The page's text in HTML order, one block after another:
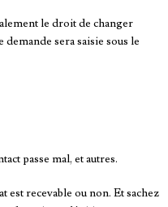
le droit de changer
sera saisie sous le
passe mal, et autres.
est recevable ou non. Et sachez